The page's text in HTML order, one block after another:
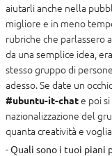
aiutarli anche nella
migliore e in meno
rubriche che parlassero
da una semplice idea,
stesso gruppo di
adesso. Se date un
#ubuntu-it-chate poi
nazionalizzazione del
quanta creatività e
-Quali sono i tuoi piani